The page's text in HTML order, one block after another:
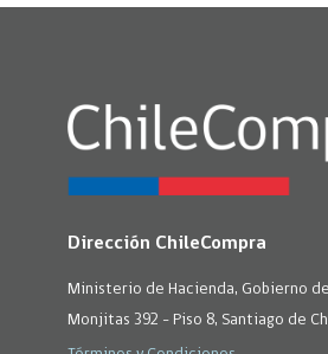
Dirección ChileCompra
Ministerio de Hacienda, Gobierno
Monjitas 392 - Piso 8, Santiago de